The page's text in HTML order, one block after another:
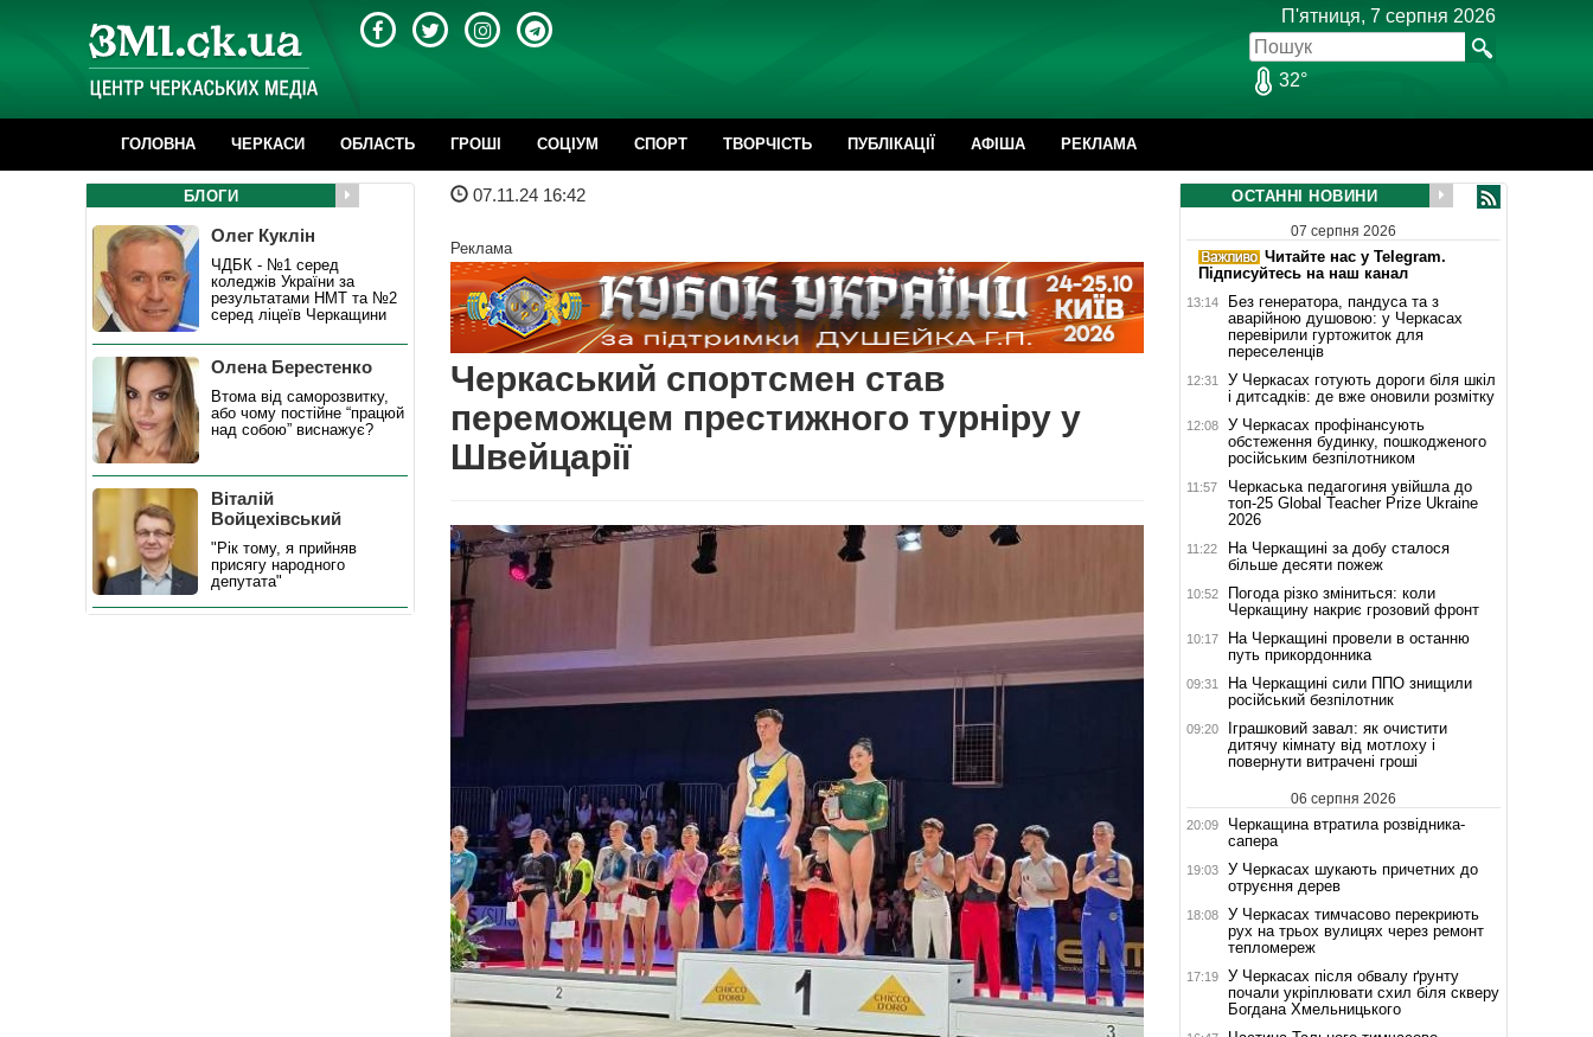
П'ятниця, 7 серпня 2026
32°
ГОЛОВНА ЧЕРКАСИ ОБЛАСТЬ ГРОШІ CОЦІУМ СПОРТ ТВОРЧІСТЬ ПУБЛІКАЦІЇ АФІША РЕКЛАМА
07.11.24 16:42
Реклама
Черкаський спортсмен став
переможцем престижного турніру у
Швейцарії
БЛОГИ
Олег Куклін
ЧДБК - №1 серед
коледжів України за
результатами НМТ та №2
серед ліцеїв Черкащини
Олена Берестенко
Втома від саморозвитку,
або чому постійне “працюй
над собою” виснажує?
Віталій
Войцехівський
"Рік тому, я прийняв
присягу народного
депутата"
ОСТАННІ НОВИНИ
07 серпня 2026
Читайте нас у Telegram.
Підписуйтесь на наш канал
13:14
Без генератора, пандуса та з
аварійною душовою: у Черкасах
перевірили гуртожиток для
переселенців
12:31
У Черкасах готують дороги біля шкіл
і дитсадків: де вже оновили розмітку
12:08
У Черкасах профінансують
обстеження будинку, пошкодженого
російським безпілотником
11:57
Черкаська педагогиня увійшла до
топ-25 Global Teacher Prize Ukraine
2026
11:22
На Черкащині за добу сталося
більше десяти пожеж
10:52
Погода різко зміниться: коли
Черкащину накриє грозовий фронт
10:17
На Черкащині провели в останню
путь прикордонника
09:31
На Черкащині сили ППО знищили
російський безпілотник
09:20
Іграшковий завал: як очистити
дитячу кімнату від мотлоху і
повернути витрачені гроші
06 серпня 2026
20:09
Черкащина втратила розвідника-
сапера
19:03
У Черкасах шукають причетних до
отруєння дерев
18:08
У Черкасах тимчасово перекриють
рух на трьох вулицях через ремонт
тепломереж
17:19
У Черкасах після обвалу ґрунту
почали укріплювати схил біля скверу
Богдана Хмельницького